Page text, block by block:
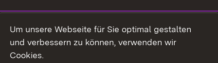
Facebook
Um unsere Webseite für Sie optimal gestalten
und verbessern zu können, verwenden wir
Cookies.